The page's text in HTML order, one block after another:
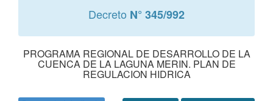
Decreto N° 345/992
PROGRAMA REGIONAL DE DESARROLLO DE LA
CUENCA DE LA LAGUNA MERIN. PLAN DE
REGULACION HIDRICA